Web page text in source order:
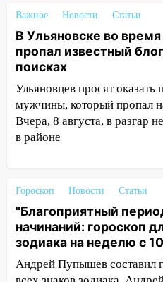
13:10
В Заволжском
упало во дворе
13:08
Ураган
сорванные крыши,
затопленные улицы и
трамваи
12:17
Ульяновск
после ливня город
12:12
Прокуратура
ДТП с шестилетним
Федерации
12:01 Пьяная
шестилетнего
Федерации:
Важное Новости Статьи
В Ульяновске во
пропал известный
поисках
Ульяновцев просят
мужчины, который пропал
Вчера, 8 августа, в разгар
в районе
Гороскоп Новости Статьи
"Благоприятный
начинаний: гороскоп
зодиака на неделю с
Андрей Пупышев составил